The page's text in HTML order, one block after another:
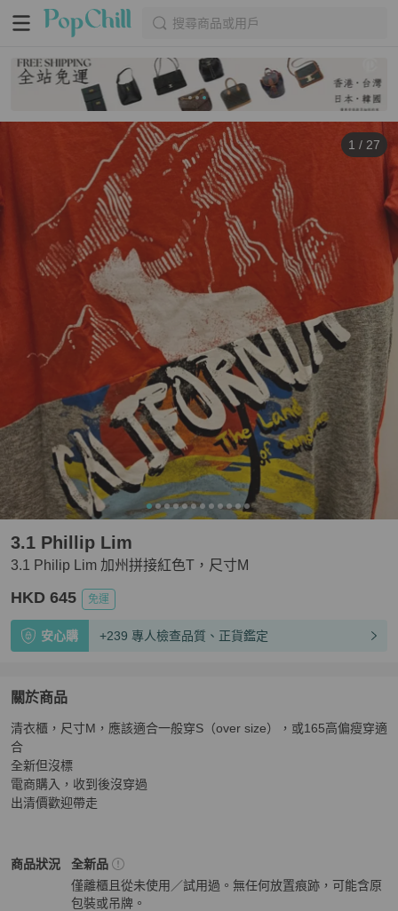
搜尋商品或用戶
1 / 27
3.1 Philip Lim 加州拼接紅色T，尺寸M
3.1 Phillip Lim
HKD 645 免運
安心購 +239 專人檢查品質、正貨鑑定
關於商品
關於3.1 Philip Lim 加州拼接紅色T，尺寸M 商品詳情與購買須
清衣櫃，尺寸M，應該適合一般穿S（over size），或165高偏瘦穿適
合
全新但沒標
電商購入，收到後沒穿過
出清價歡迎帶走
商品狀況
3.1 Phillip Lim女裝商品狀態與細節
全新品
僅離櫃且從未使用／試用過。無任何放置痕跡，可能含原
包裝或吊牌。